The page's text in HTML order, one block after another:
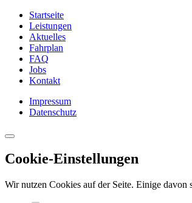
Startseite
Leistungen
Aktuelles
Fahrplan
FAQ
Jobs
Kontakt
Impressum
Datenschutz
Cookie-Einstellungen
Wir nutzen Cookies auf der Seite. Einige davon